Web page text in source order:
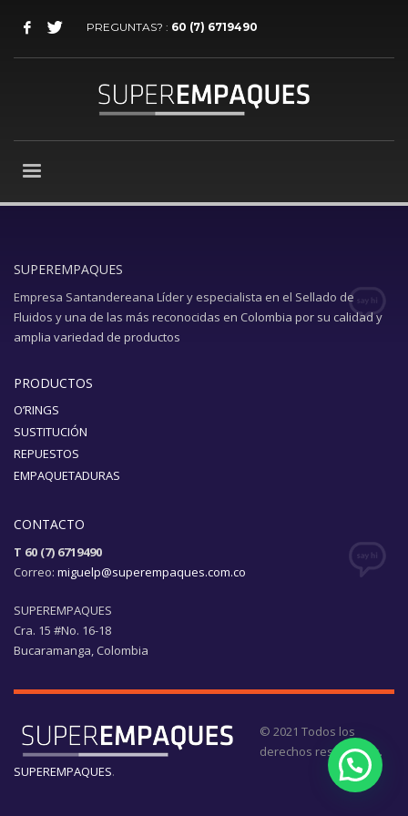
PREGUNTAS? : 60 (7) 6719490
SUPEREMPAQUES
Empresa Santandereana Líder y especialista en el Sellado de
Fluidos y una de las más reconocidas en Colombia por su calidad y
amplia variedad de productos
PRODUCTOS
O’RINGS
SUSTITUCIÓN
REPUESTOS
EMPAQUETADURAS
CONTACTO
T 60 (7) 6719490
Correo: miguelp@superempaques.com.co
SUPEREMPAQUES
Cra. 15 #No. 16-18
Bucaramanga, Colombia
© 2021 Todos los
derechos reservados.
SUPEREMPAQUES.